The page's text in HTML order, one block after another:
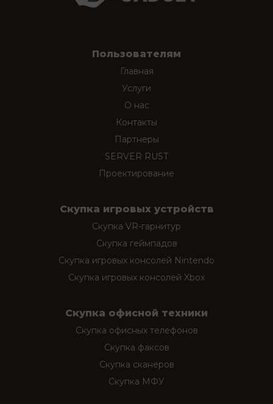
Пользователям
Главная
Услуги
О нас
Контакты
Партнеры
SERVER RUST
Проектирование
Скупка игровых устройств
Скупка VR-гарнитур
Скупка геймпадов
Скупка игровых консолей Nintendo
Скупка игровых консолей Xbox
Скупка офисной техники
Скупка офисных телефонов
Скупка факсов
Скупка сканеров
Скупка МФУ